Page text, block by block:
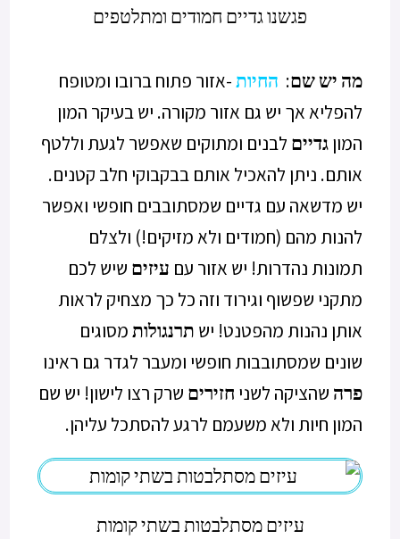
פגשנו גדיים חמודים ומתלטפים
מה יש שם: החיות-אזור פתוח ברובו ומטופח
להפליא אך יש גם אזור מקורה. יש בעיקר המון
המוןגדיים לבנים ומתוקים שאפשר לגעת וללטף
אותם. ניתן להאכיל אותם בבקבוקי חלב קטנים.
יש מדשאה עם גדיים שמסתובבים חופשי ואפשר
להנות מהם (חמודים ולא מזיקים!) ולצלם
תמונות נהדרות! יש אזור עם עיזים שיש לכם
מתקני שפשוף וגירוד וזה כל כך מצחיק לראות
אותן נהנות מהפטנט! יש תרנגולותמסוגים
שונים שמסתובבות חופשי ומעבר לגדר גם ראינו
פרה שהציקה לשני חזירים שרק רצו לישון! יש שם
המון חיות ולא משעמם לרגע להסתכל עליהן.
עיזים מסתלבטות בשתי קומות